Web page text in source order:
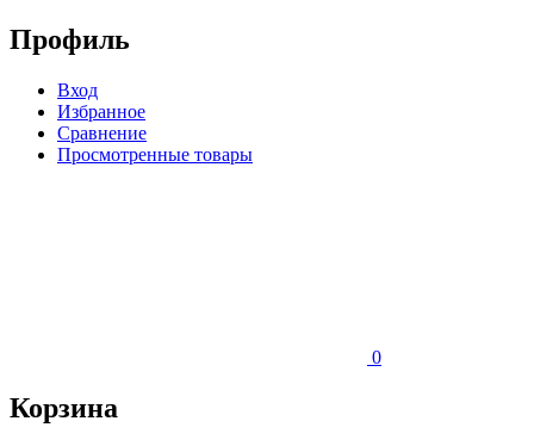
Профиль
Вход
Избранное
Сравнение
Просмотренные товары
0
Корзина